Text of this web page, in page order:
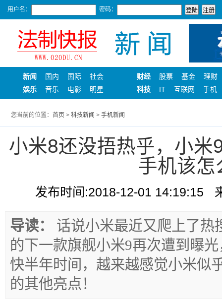
用户名： 密码：
新闻 国内 国际
社会
娱乐
音乐 电影 明星
财经 股票 基金
理财
科技
IT 互联网 手机
您当前的位置： 首页 > 科技新闻 > 手机新闻
小米8还没捂热乎，小
手机该怎
发布时间:2018-12-01 14:19:15
导读：
话说小米最近又爬上了热
的下一款旗舰小米9再次遭到曝
快半年时间，越来越感觉小米似
的其他亮点！